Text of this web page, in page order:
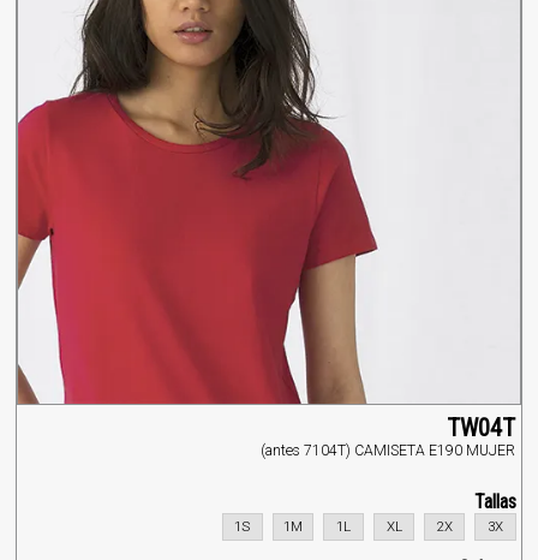
TW04T
(antes 7104T) CAMISETA E190 MUJER
Tallas
3X
2X
XL
1L
1M
1S